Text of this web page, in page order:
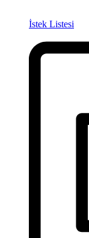
İstek Listesi